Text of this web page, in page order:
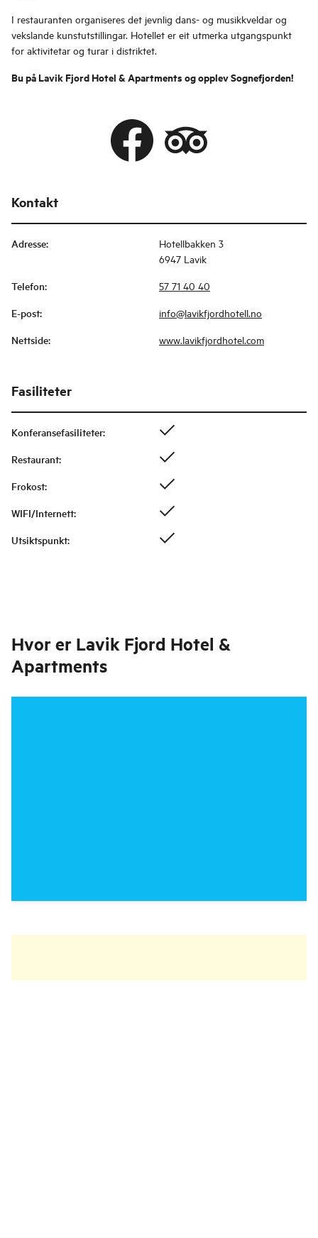
I restauranten organiseres det jevnlig dans- og musikkveldar og
vekslande kunstutstillingar. Hotellet er eit utmerka utgangspunkt
for aktivitetar og turar i distriktet.
Bu på Lavik Fjord Hotel & Apartments og opplev Sognefjorden!
Kontakt
Adresse:
Hotellbakken 3
6947 Lavik
Telefon: 57 71 40 40
E-post: info@lavikfjordhotell.no
Nettside: www.lavikfjordhotel.com
Fasiliteter
Konferansefasiliteter:
Restaurant:
Frokost:
WIFI/Internett:
Utsiktspunkt:
Hvor er Lavik Fjord Hotel &
Apartments